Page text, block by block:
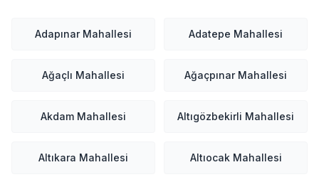
Adapınar Mahallesi Adatepe Mahallesi
Ağaçlı Mahallesi Ağaçpınar Mahallesi
Akdam Mahallesi Altıgözbekirli Mahallesi
Altıkara Mahallesi Altıocak Mahallesi